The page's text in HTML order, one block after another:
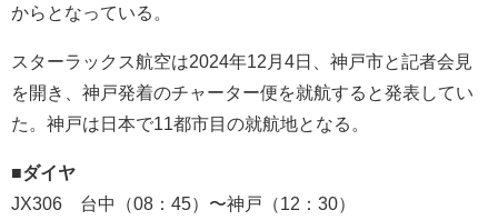
からとなっている。
スターラックス航空は2024年12月4日、神戸市と記者会見
を開き、神戸発着のチャーター便を就航すると発表してい
た。神戸は日本で11都市目の就航地となる。
■ダイヤ
JX306 台中（08：45）〜神戸（12：30）